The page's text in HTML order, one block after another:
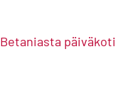
Betaniasta päiväkoti